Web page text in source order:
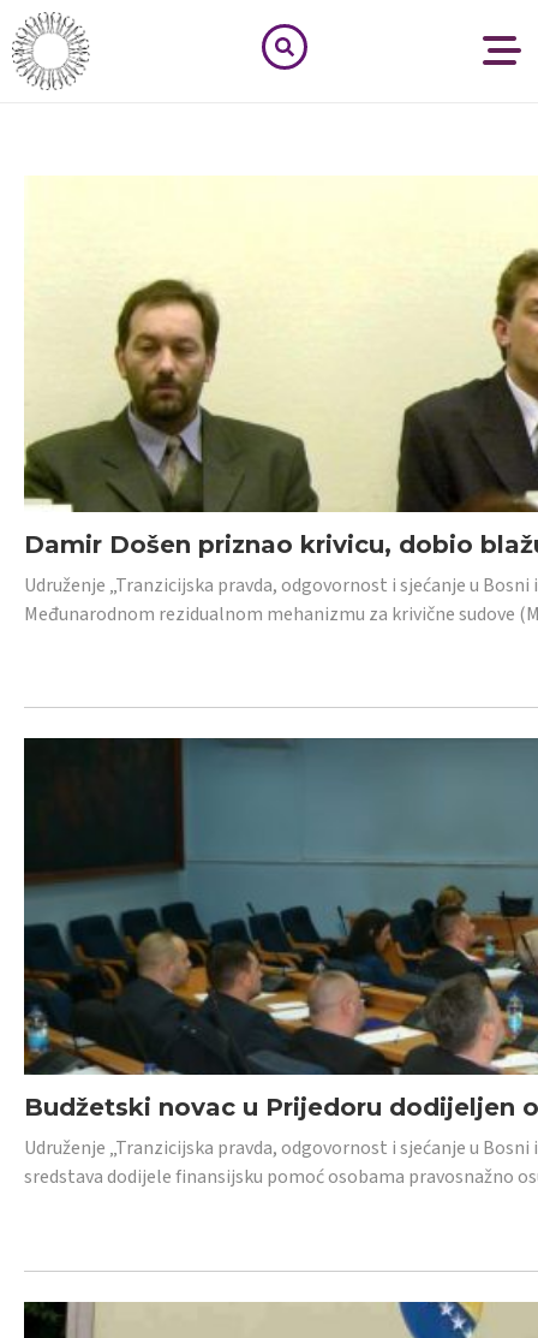
Damir Došen priznao krivicu, dobio
Udruženje „Tranzicijska pravda, odgovornost i sjećanje u
Međunarodnom rezidualnom mehanizmu za krivične sudove
Budžetski novac u Prijedoru dodijeljen
Udruženje „Tranzicijska pravda, odgovornost i sjećanje u
sredstava dodijele finansijsku pomoć osobama pravosnažno